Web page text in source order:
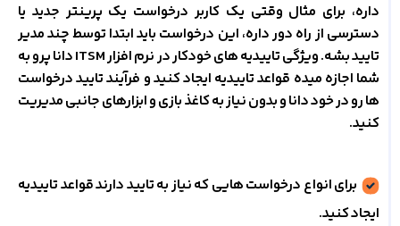
داره، برای مثال وقتی یک کاربر درخواست یک پرینتر جدید یا
دسترسی از راه دور داره، این درخواست باید ابتدا توسط چند مدیر
تایید بشه. ویژگی تاییدیه های خودکار در نرم افزار ITSM دانا پرو به
شما اجازه میده قواعد تاییدیه ایجاد کنید و فرآیند تایید درخواست
ها رو در خود دانا و بدون نیاز به کاغذ بازی و ابزارهای جانبی مدیریت
کنید.
برای انواع درخواست هایی که نیاز به تایید دارند قواعد تاییدیه
ایجاد کنید.